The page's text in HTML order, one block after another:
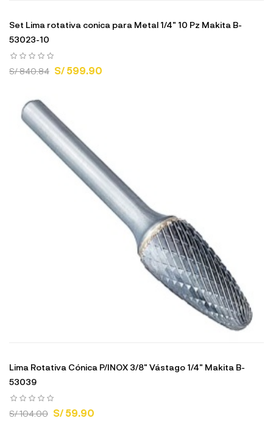
Set Lima rotativa conica para Metal 1/4" 10 Pz Makita B-
53023-10
S/ 840.84 S/ 599.90
Lima Rotativa Cónica P/INOX 3/8" Vástago 1/4" Makita B-
53039
S/ 104.00 S/ 59.90